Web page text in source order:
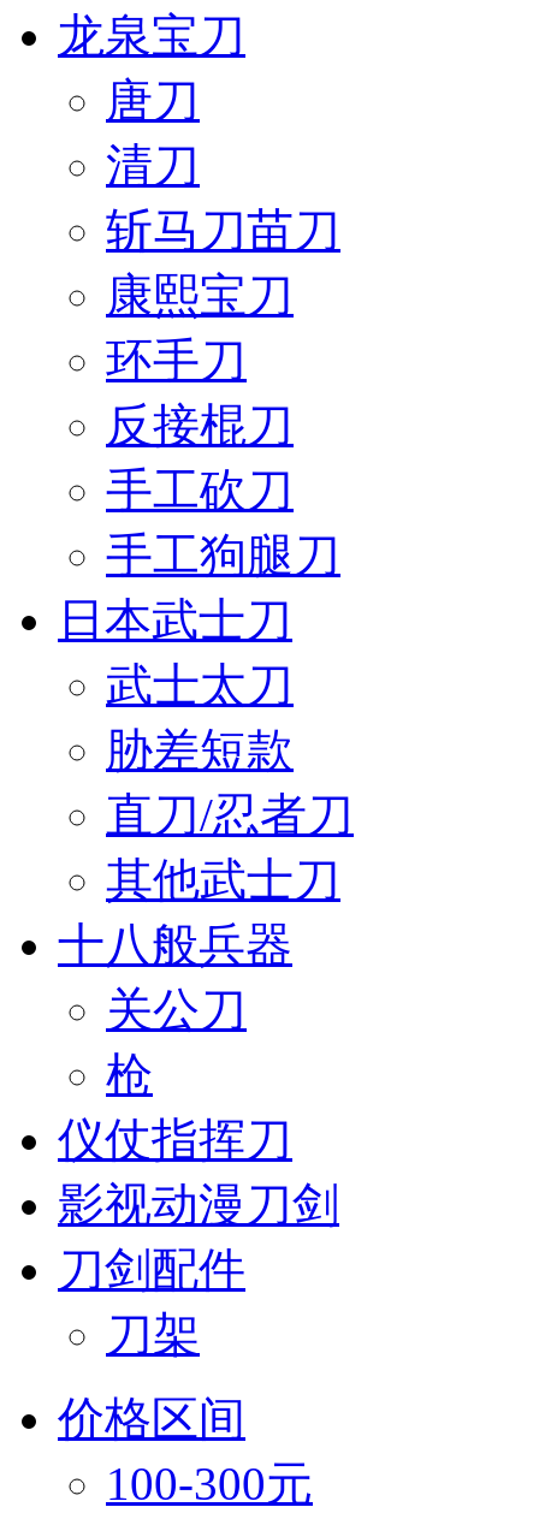
龙泉宝刀
唐刀
清刀
斩马刀苗刀
康熙宝刀
环手刀
反接棍刀
手工砍刀
手工狗腿刀
日本武士刀
武士太刀
胁差短款
直刀/忍者刀
其他武士刀
十八般兵器
关公刀
枪
仪仗指挥刀
影视动漫刀剑
刀剑配件
刀架
价格区间
100-300元